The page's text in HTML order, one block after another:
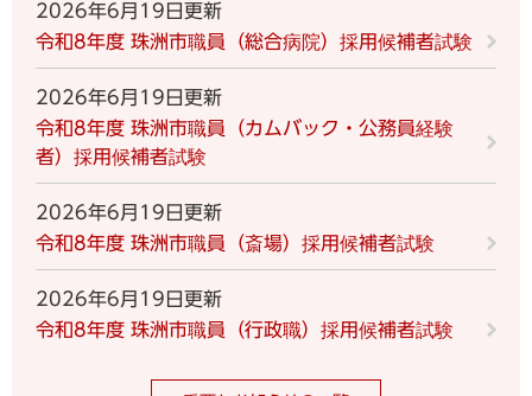
2026年6月19日更新
令和8年度 珠洲市職員（総合病院）採用候補者試験
2026年6月19日更新
令和8年度 珠洲市職員（カムバック・公務員経験
者）採用候補者試験
2026年6月19日更新
令和8年度 珠洲市職員（斎場）採用候補者試験
2026年6月19日更新
令和8年度 珠洲市職員（行政職）採用候補者試験